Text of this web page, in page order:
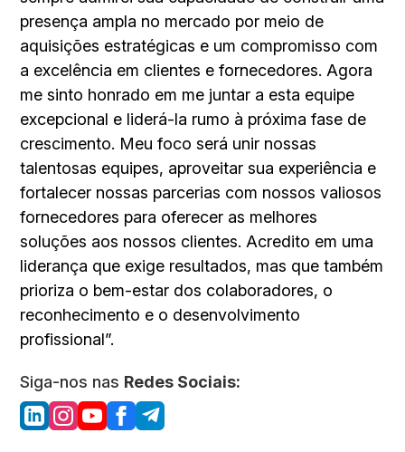
presença ampla no mercado por meio de
aquisições estratégicas e um compromisso com
a excelência em clientes e fornecedores. Agora
me sinto honrado em me juntar a esta equipe
excepcional e liderá-la rumo à próxima fase de
crescimento. Meu foco será unir nossas
talentosas equipes, aproveitar sua experiência e
fortalecer nossas parcerias com nossos valiosos
fornecedores para oferecer as melhores
soluções aos nossos clientes. Acredito em uma
liderança que exige resultados, mas que também
prioriza o bem-estar dos colaboradores, o
reconhecimento e o desenvolvimento
profissional”.
Siga-nos nas Redes Sociais: